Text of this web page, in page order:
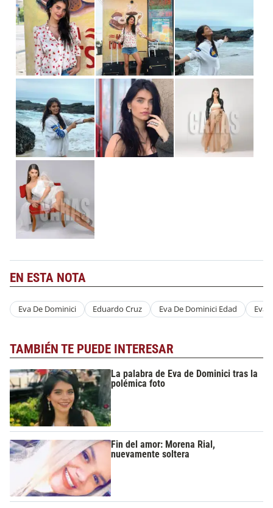
EN ESTA NOTA
Eva De Dominici Eduardo Cruz Eva De Dominici Edad Eva
TAMBIÉN TE PUEDE INTERESAR
La palabra de Eva de Dominici tras la
polémica foto
Fin del amor: Morena Rial,
nuevamente soltera